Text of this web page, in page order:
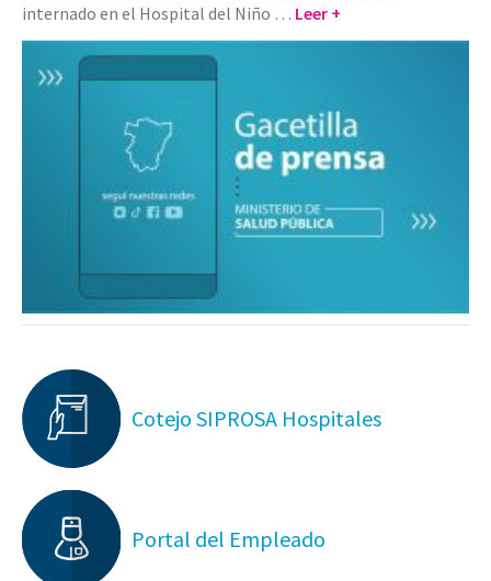
internado en el Hospital del Niño … Leer +
Cotejo SIPROSA Hospitales
Portal del Empleado